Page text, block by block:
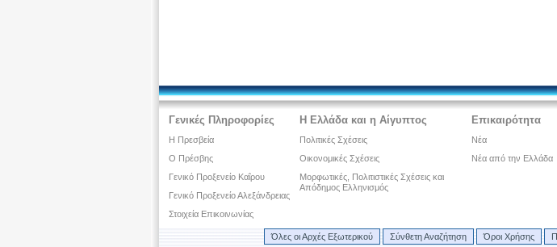
Γενικές Πληροφορίες
Η Πρεσβεία
Ο Πρέσβης
Γενικό Προξενείο Καΐρου
Γενικό Προξενείο Αλεξάνδρειας
Στοιχεία Επικοινωνίας
Η Ελλάδα και η Αίγυπτος
Πολιτικές Σχέσεις
Οικονομικές Σχέσεις
Μορφωτικές, Πολιτιστικές Σχέσεις και
Απόδημος Ελληνισμός
Επικαιρότητα
Νέα
Νέα από την Ελλάδα
Όλες οι Αρχές Εξωτερικού Σύνθετη Αναζήτηση Όροι Χρήσης